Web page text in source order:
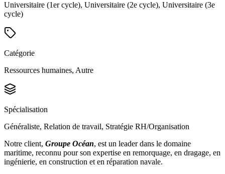
Universitaire (1er cycle), Universitaire (2e cycle), Universitaire (3e
cycle)
Catégorie
Ressources humaines, Autre
Spécialisation
Généraliste, Relation de travail, Stratégie RH/Organisation
Notre client, Groupe Océan, est un leader dans le domaine
maritime, reconnu pour son expertise en remorquage, en dragage, en
ingénierie, en construction et en réparation navale.